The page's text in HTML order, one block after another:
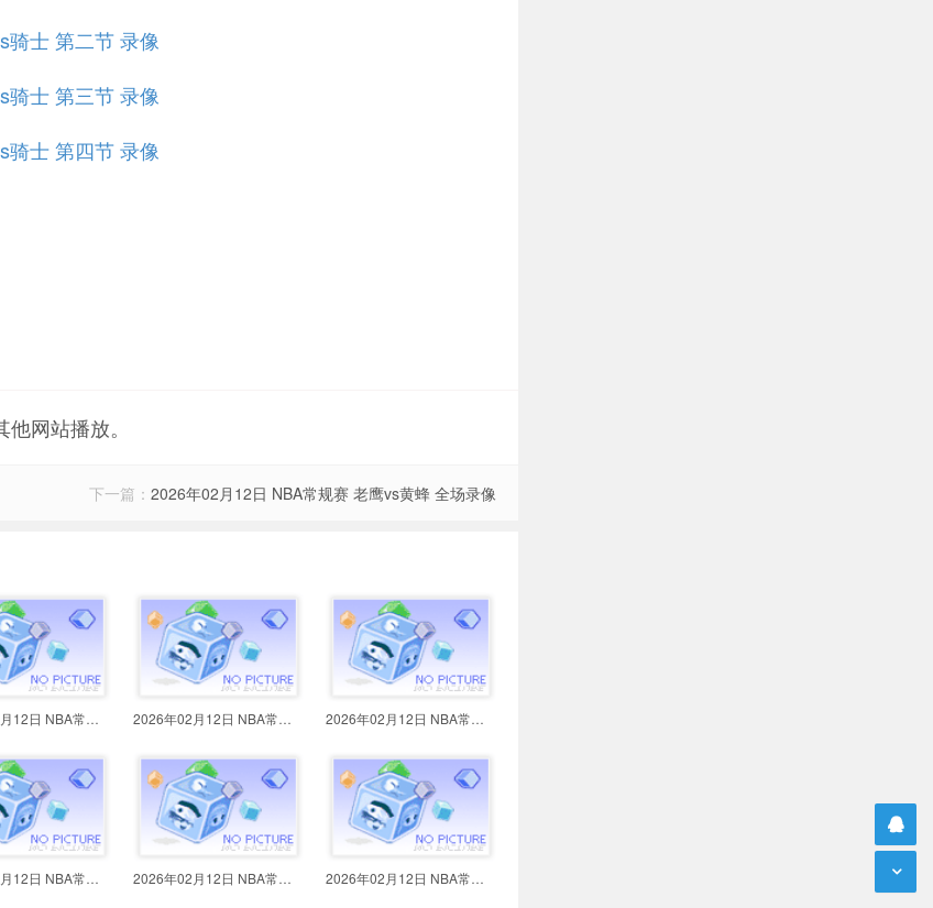
骑士 第二节 录像
骑士 第三节 录像
骑士 第四节 录像
网站播放。
下一篇： 2026年02月12日 NBA常规赛 老鹰vs黄蜂 全场录像
2026年02月12日 NBA常规赛 步行者v 2026年02月12日 NBA常规赛 开拓者v 2026年02月12日 NBA常规赛 公牛vs
2026年02月12日 NBA常规赛 快船vs 2026年02月12日 NBA常规赛 老鹰vs 2026年02月12日 NBA常规赛 国王vs